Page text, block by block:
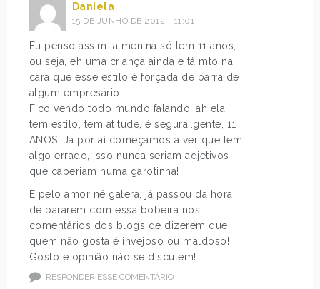
Daniela
15 DE JUNHO DE 2012 - 11:01
Eu penso assim: a menina só tem 11 anos,
ou seja, eh uma criança ainda e tá mto na
cara que esse estilo é forçada de barra de
algum empresário.
Fico vendo todo mundo falando: ah ela
tem estilo, tem atitude, é segura..gente, 11
ANOS! Já por aí começamos a ver que tem
algo errado, isso nunca seriam adjetivos
que caberiam numa garotinha!
E pelo amor né galera, já passou da hora
de pararem com essa bobeira nos
comentários dos blogs de dizerem que
quem não gosta é invejoso ou maldoso!
Gosto e opinião não se discutem!
RESPONDER ESSE COMENTÁRIO